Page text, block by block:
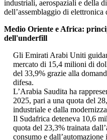
industriali, aerospaziali e della
dell’assemblaggio di elettronica
Medio Oriente e Africa:
dell'underfill
Gli Emirati Arabi Uniti
mercato di 15,4 milioni di
del 33,9% grazie alla
difesa.
L’Arabia Saudita ha
2025, pari a una quota del
industriale e dalla
Il Sudafrica deteneva 10,6
quota del 23,3% trainata
consumo e dall’automazione